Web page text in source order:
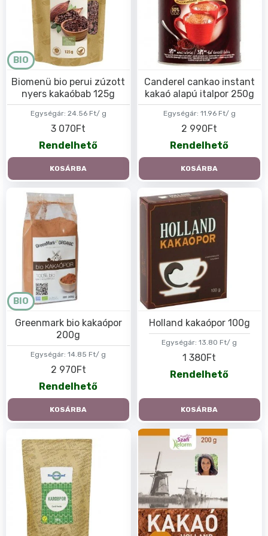
BIO
Egységár: 24.56 Ft/ g
Biomenü bio perui zúzott
nyers kakaóbab 125g
3 070Ft
Rendelhető
KOSÁRBA
Egységár: 11.96 Ft/ g
Canderel cankao instant
kakaó alapú italpor 250g
2 990Ft
Rendelhető
KOSÁRBA
BIO
Egységár: 14.85 Ft/ g
Greenmark bio kakaópor
200g
2 970Ft
Rendelhető
KOSÁRBA
Egységár: 13.80 Ft/ g
Holland kakaópor 100g
1 380Ft
Rendelhető
KOSÁRBA